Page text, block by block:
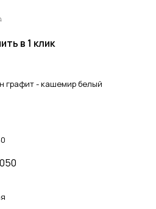
в 1 клик
графит - кашемир белый